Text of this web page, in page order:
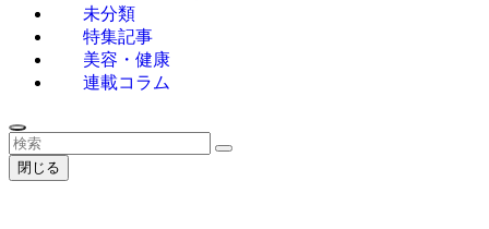
未分類
特集記事
美容・健康
連載コラム
閉じる